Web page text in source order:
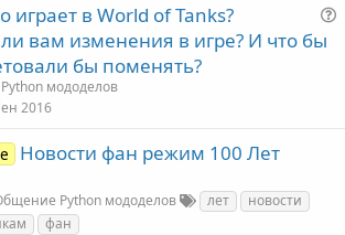
В
играет в World of Tanks?
вам изменения в игре? И что бы
бы поменять?
мододелов
2016
Новости фан режим 100 Лет
Python мододелов лет
новости
фан